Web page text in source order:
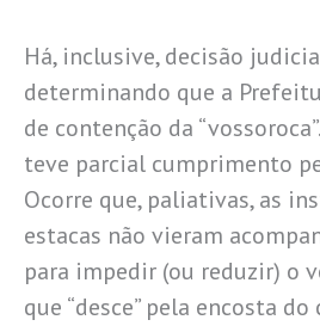
Há, inclusive, decisão
determinando que a
de contenção da
teve parcial cumprimento
Ocorre que, paliativas, as
estacas não vieram
para impedir (ou reduzir) o
que “desce” pela encosta